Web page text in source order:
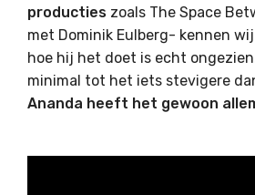
producties zoals The Space
met Dominik Eulberg- kennen
hoe hij het doet is echt
minimal tot het iets stevigere
Ananda heeft het gewoon